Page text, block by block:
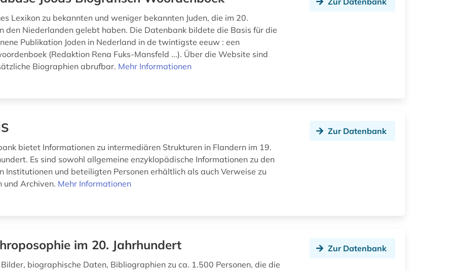
Lexikon zu bekannten und weniger bekannten Juden, die im 20.
den Niederlanden gelebt haben. Die Datenbank bildete die Basis für die
Publikation Joden in Nederland in de twintigste eeuw : een
(Redaktion Rena Fuks-Mansfeld ...). Über die Website sind
Biographien abrufbar. Mehr Informationen
bietet Informationen zu intermediären Strukturen in Flandern im 19.
Es sind sowohl allgemeine enzyklopädische Informationen zu den
Institutionen und beteiligten Personen erhältlich als auch Verweise zu
und Archiven. Mehr Informationen
Zur Datenbank
im 20. Jahrhundert
biographische Daten, Bibliographien zu ca. 1.500 Personen, die die
Zur Datenbank